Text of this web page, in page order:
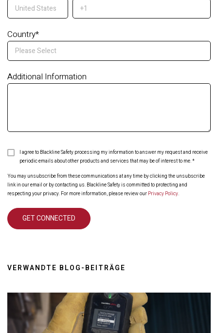
Country*
Additional Information
I agree to Blackline Safety processing my information to answer my request and receive
periodic emails about other products and services that may be of interest to me.*
You may unsubscribe from these communications at any time by clicking the unsubscribe
link in our email or by contacting us. Blackline Safety is committed to protecting and
respecting your privacy. For more information, please review our Privacy Policy.
VERWANDTE BLOG-BEITRÄGE